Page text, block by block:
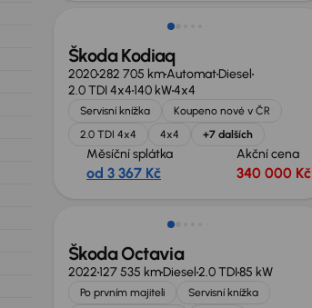
Škoda Kodiaq
2020282 705 kmAutomatDiesel
2.0 TDI 4x4140 kW4x4
Servisní knížka
Koupeno nové v ČR
2.0 TDI 4x4
4x4 +7 dalších
Měsíční splátka
od 3 367 Kč
Akční cena
340 000 Kč
Extra sleva 19 000 Kč
Škoda Octavia
2022127 535 kmDiesel2.0 TDI85 kW
Po prvním majiteli
Servisní knížka